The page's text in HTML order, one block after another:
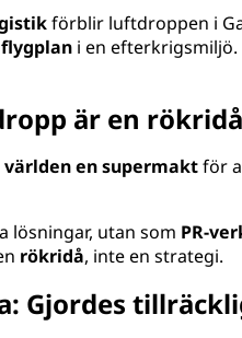
förblir luftdroppen i
i en
är en rökridå
en supermaktför
lösningar, utan som PR-
rökridå, inte en strategi.
Gjordes